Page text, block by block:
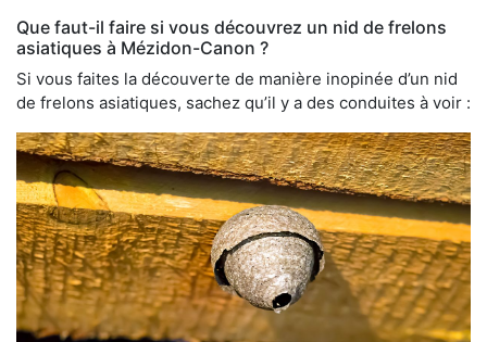
Que faut-il faire si vous découvrez un nid de frelons
asiatiques à Mézidon-Canon ?
Si vous faites la découverte de manière inopinée d’un nid
de frelons asiatiques, sachez qu’il y a des conduites à voir :